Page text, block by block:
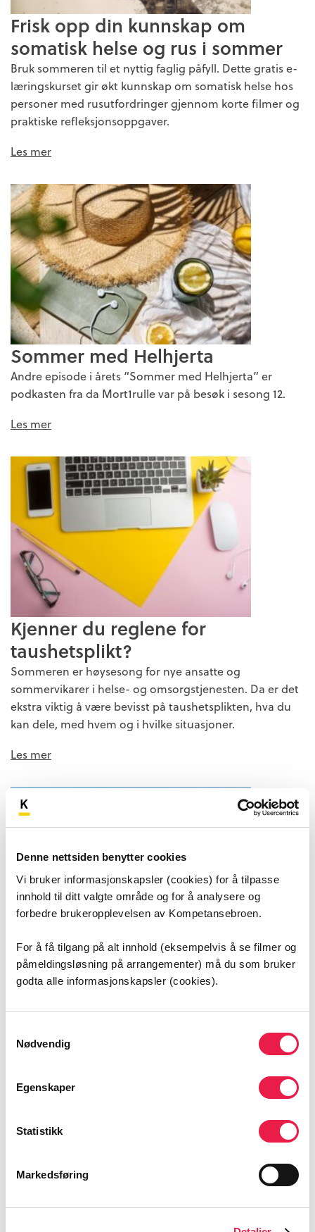
Denne nettsiden benytter cookies
Vi bruker informasjonskapsler (cookies) for å tilpasse
innhold til ditt valgte område og for å analysere og
forbedre brukeropplevelsen av Kompetansebroen.
For å få tilgang på alt innhold (eksempelvis å se filmer og
påmeldingsløsning på arrangementer) må du som bruker
godta alle informasjonskapsler (cookies).
Nødvendig
Egenskaper
Statistikk
Markedsføring
Frisk opp din kunnskap om
somatisk helse og rus i sommer
Bruk sommeren til et nyttig faglig påfyll. Dette gratis e-
læringskurset gir økt kunnskap om somatisk helse hos
personer med rusutfordringer gjennom korte filmer og
praktiske refleksjonsoppgaver.
Les mer
Sommer med Helhjerta
Andre episode i årets “Sommer med Helhjerta” er
podkasten fra da Mort1rulle var på besøk i sesong 12.
Les mer
Kjenner du reglene for
taushetsplikt?
Sommeren er høysesong for nye ansatte og
sommervikarer i helse- og omsorgstjenesten. Da er det
ekstra viktig å være bevisst på taushetsplikten, hva du
kan dele, med hvem og i hvilke situasjoner.
Les mer
Sommer med Helhjerta
Første episode vi ønsker å hente frem i “Sommer med
nedlastede i sesong 15. Om sammenhengen mellom
sykepleiernes arbeidstid og risikoen for brystkreft.